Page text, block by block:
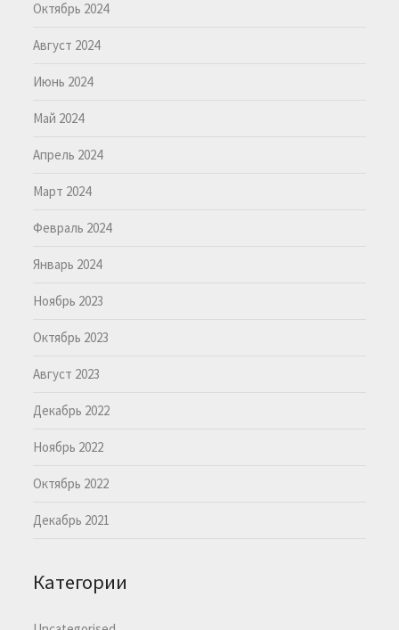
Октябрь 2024
Август 2024
Июнь 2024
Май 2024
Апрель 2024
Март 2024
Февраль 2024
Январь 2024
Ноябрь 2023
Октябрь 2023
Август 2023
Декабрь 2022
Ноябрь 2022
Октябрь 2022
Декабрь 2021
Категории